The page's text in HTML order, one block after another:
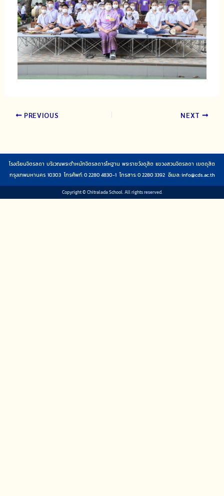
PREVIOUS NEXT
โรงเรียนจิตรลดา บริเวณพระตำหนักจิตรลดารโหฐาน พระราชวังดุสิต แขวงสวนจิตรลดา เขตดุสิต
กรุงเทพมหานคร 10303 โทรศัพท์: 0 2280 4830-1 โทรสาร: 0 2280 3392 อีเมล:info@cds.ac.th
Copyright © Chitralada School. All rights reserved.